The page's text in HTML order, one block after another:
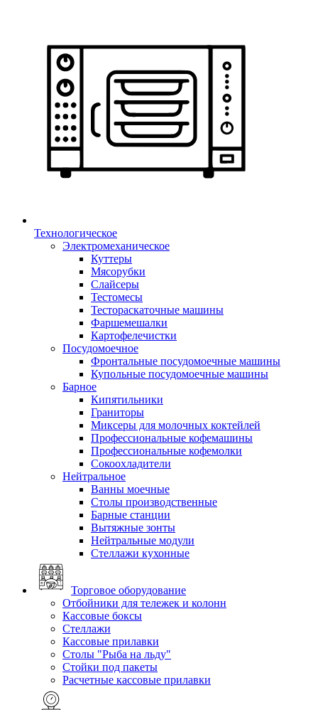
Технологическое
Электромеханическое
Куттеры
Мясорубки
Слайсеры
Тестомесы
Тестораскаточные машины
Фаршемешалки
Картофелечистки
Посудомоечное
Фронтальные посудомоечные машины
Купольные посудомоечные машины
Барное
Кипятильники
Граниторы
Миксеры для молочных коктейлей
Профессиональные кофемашины
Профессиональные кофемолки
Сокоохладители
Нейтральное
Ванны моечные
Столы производственные
Барные станции
Вытяжные зонты
Нейтральные модули
Стеллажи кухонные
Торговое оборудование
Отбойники для тележек и колонн
Кассовые боксы
Стеллажи
Кассовые прилавки
Столы "Рыба на льду"
Стойки под пакеты
Расчетные кассовые прилавки